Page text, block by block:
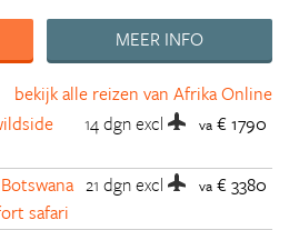
MEER INFO
bekijk alle reizen van Afrika Online
14 dgnexcl va € 1790
safari
21 dgnexcl va € 3380